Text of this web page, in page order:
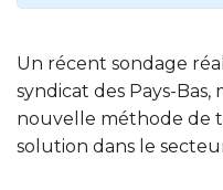
Un récent sondage
syndicat des Pays-
nouvelle méthode de
solution dans le